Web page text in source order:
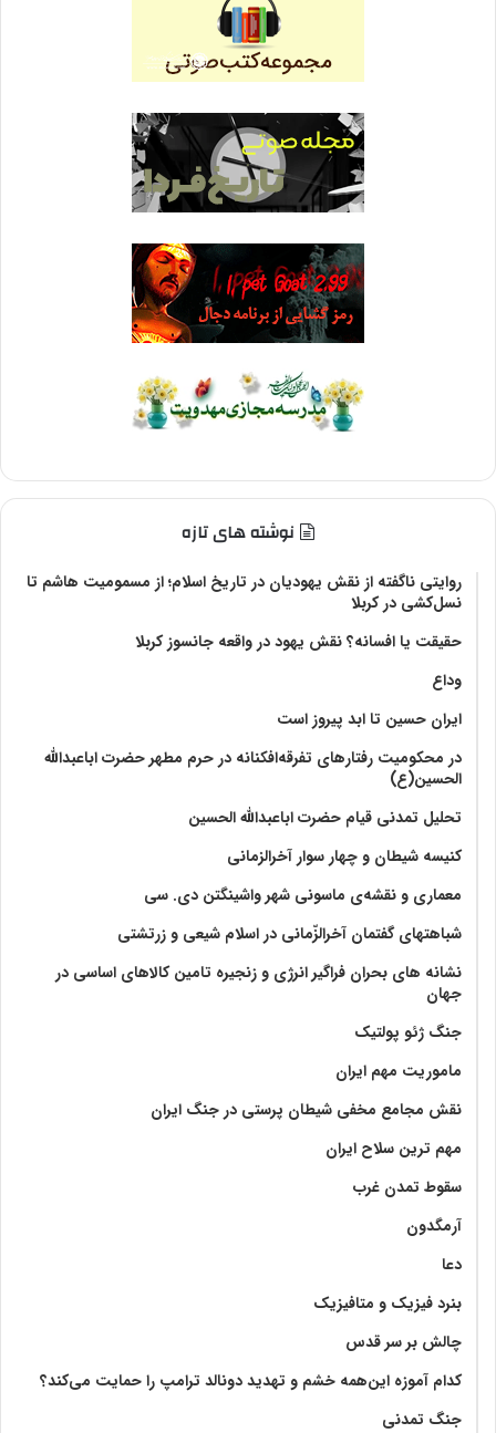
نوشته های تازه
روایتی ناگفته از نقش یهودیان در تاریخ اسلام؛ از مسمومیت هاشم تا
نسل‌کشی در کربلا
حقیقت یا افسانه؟‌ نقش یهود در واقعه جانسوز کربلا
وداع
ایران حسین تا ابد پیروز است
در محکومیت رفتارهای تفرقه‌افکنانه در حرم مطهر حضرت اباعبدالله
الحسین(ع)
تحلیل تمدنی قیام حضرت اباعبدالله الحسین
کنیسه شیطان و چهار سوار آخرالزمانی
معماری و نقشه‌ی ماسونی شهر واشينگتن دی. سی
شباهتهای گفتمان آخر‌الزّمانی در اسلام شیعی و زرتشتی
نشانه های بحران فراگیر انرژی و زنجیره تامین کالاهای اساسی در
جهان
جنگ ژئو پولتیک
ماموریت مهم ایران
نقش مجامع مخفی شیطان پرستی در جنگ ایران
مهم ترین سلاح ایران
سقوط تمدن غرب
آرمگدون
دعا
بنرد فیزیک و متافیزیک
چالش بر سر قدس
کدام آموزه این‌همه خشم و تهدید دونالد ترامپ را حمایت می‌کند؟
جنگ تمدنی